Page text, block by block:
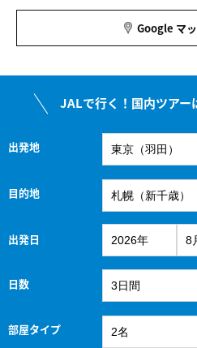
Google マ
JALで行く！国内ツアー
出発地
目的地
出発日
日数
部屋タイプ